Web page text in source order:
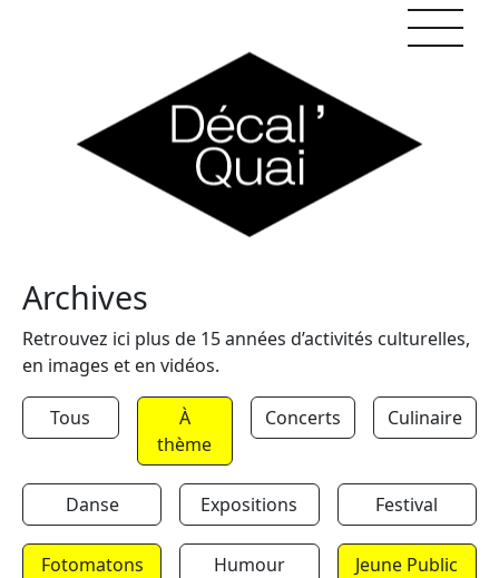
Archives
Retrouvez ici plus de 15 années d’activités culturelles,
en images et en vidéos.
Tous
À
thème
Concerts Culinaire
Danse Expositions Festival
Fotomatons Humour Jeune Public